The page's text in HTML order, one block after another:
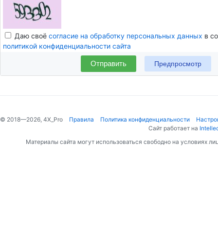
Даю своё согласие на обработку персональных данных в
политикой конфиденциальности сайта
Отправить
© 2018—2026, 4X_Pro Правила Политика конфиденциальности
Сайт работает на
Материалы сайта могут использоваться свободно на условиях